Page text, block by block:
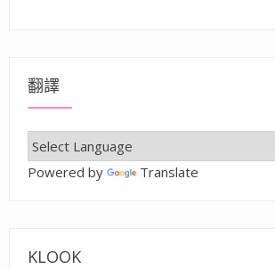
翻譯
Powered by Translate
KLOOK